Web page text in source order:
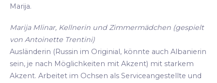
Marija.
Marija Mlinar, Kellnerin und Zimmermädchen (gespielt
von Antoinette Trentini)
Ausländerin (Russin im Originial, könnte auch Albanierin
sein, je nach Möglichkeiten mit Akzent) mit starkem
Akzent. Arbeitet im Ochsen als Serviceangestellte und